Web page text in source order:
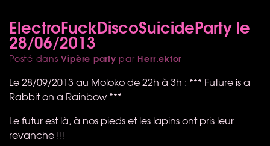
ElectroFuckDiscoSuicideParty le
28/06/2013
Posté dansVipère party par Herr.ektor
Le 28/09/2013 au Moloko de 22h à 3h : *** Future is a
Rabbit on a Rainbow ***
Le futur est là, à nos pieds et les lapins ont pris leur
revanche !!!